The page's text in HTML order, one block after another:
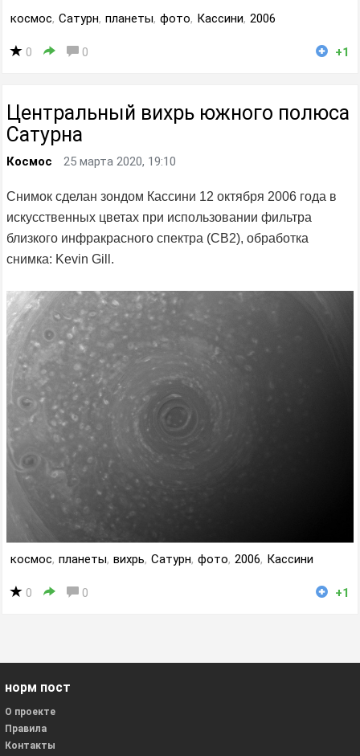
космос, Сатурн, планеты, фото, Кассини, 2006
0 0 +1
Центральный вихрь южного полюса
Сатурна
Космос 25 марта 2020, 19:10
Снимок сделан зондом Кассини 12 октября 2006 года в
искусственных цветах при использовании фильтра
близкого инфракрасного спектра (CB2), обработка
снимка: Kevin Gill.
космос, планеты, вихрь, Сатурн, фото, 2006, Кассини
0 0 +1
норм пост
О проекте
Правила
Контакты